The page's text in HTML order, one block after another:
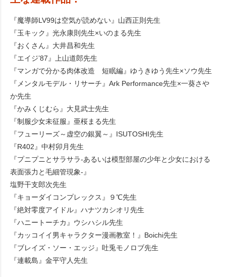
『魔導師LV99は空気が読めない』山西正則先生
『玉キック』光永康則先生×いのまる先生
『おくさん』大井昌和先生
『エイジ’87』上山道郎先生
『マンガで分かる肉体改造 短眠編』ゆうきゆう先生×ソウ先生
『メンタルモデル・リサーチ』Ark Performance先生×一葵さや
か先生
『かみくじむら』大見武士先生
『制服少女未征服』亜桜まる先生
『フューリーズ～虚空の銀翼～』ISUTOSHI先生
『R402』中村卯月先生
『プニプニとサラサラ-あるいは模型部屋の少年と少女における
表面張力と毛細管現象-』
塩野干支郎次先生
『キョーダイコンプレックス』９℃先生
『絶対零度アイドル』ハナツカシオリ先生
『ハニートーチカ』ウシハシル先生
『カッコイイ男キャラクター漫画教室！』Boichi先生
『ブレイズ・ソー・エッジ』吐兎モノロブ先生
『連載島』金平守人先生